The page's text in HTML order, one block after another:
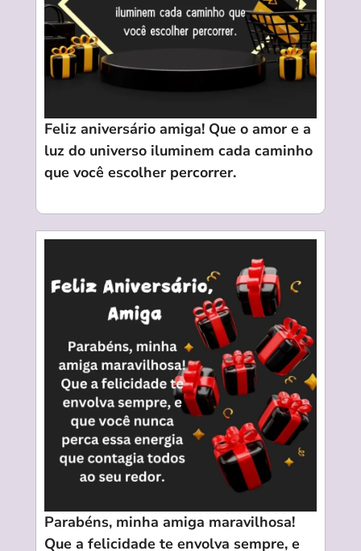
Feliz aniversário amiga! Que o amor e a
luz do universo iluminem cada caminho
que você escolher percorrer.
Parabéns, minha amiga maravilhosa!
Que a felicidade te envolva sempre, e